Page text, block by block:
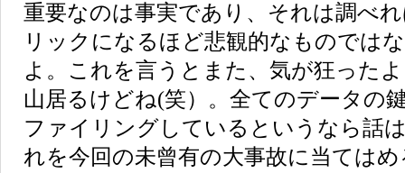
重要なのは事実であり、それは調べ
リックになるほど悲観的なものでは
よ。これを言うとまた、気が狂った
山居るけどね(笑）。全てのデータの
ファイリングしているというなら話
れを今回の未曾有の大事故に当ては